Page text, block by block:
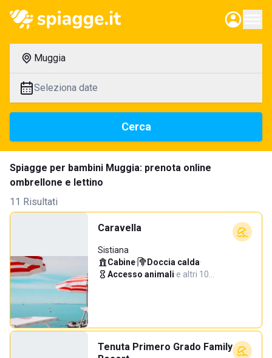
Muggia
Seleziona date
Cerca
Spiagge per bambini Muggia: prenota online
ombrellone e lettino
11 Risultati
Caravella
Sistiana
Cabine· Doccia calda·
Accesso animali·e altri 10…
Tenuta Primero Grado Family